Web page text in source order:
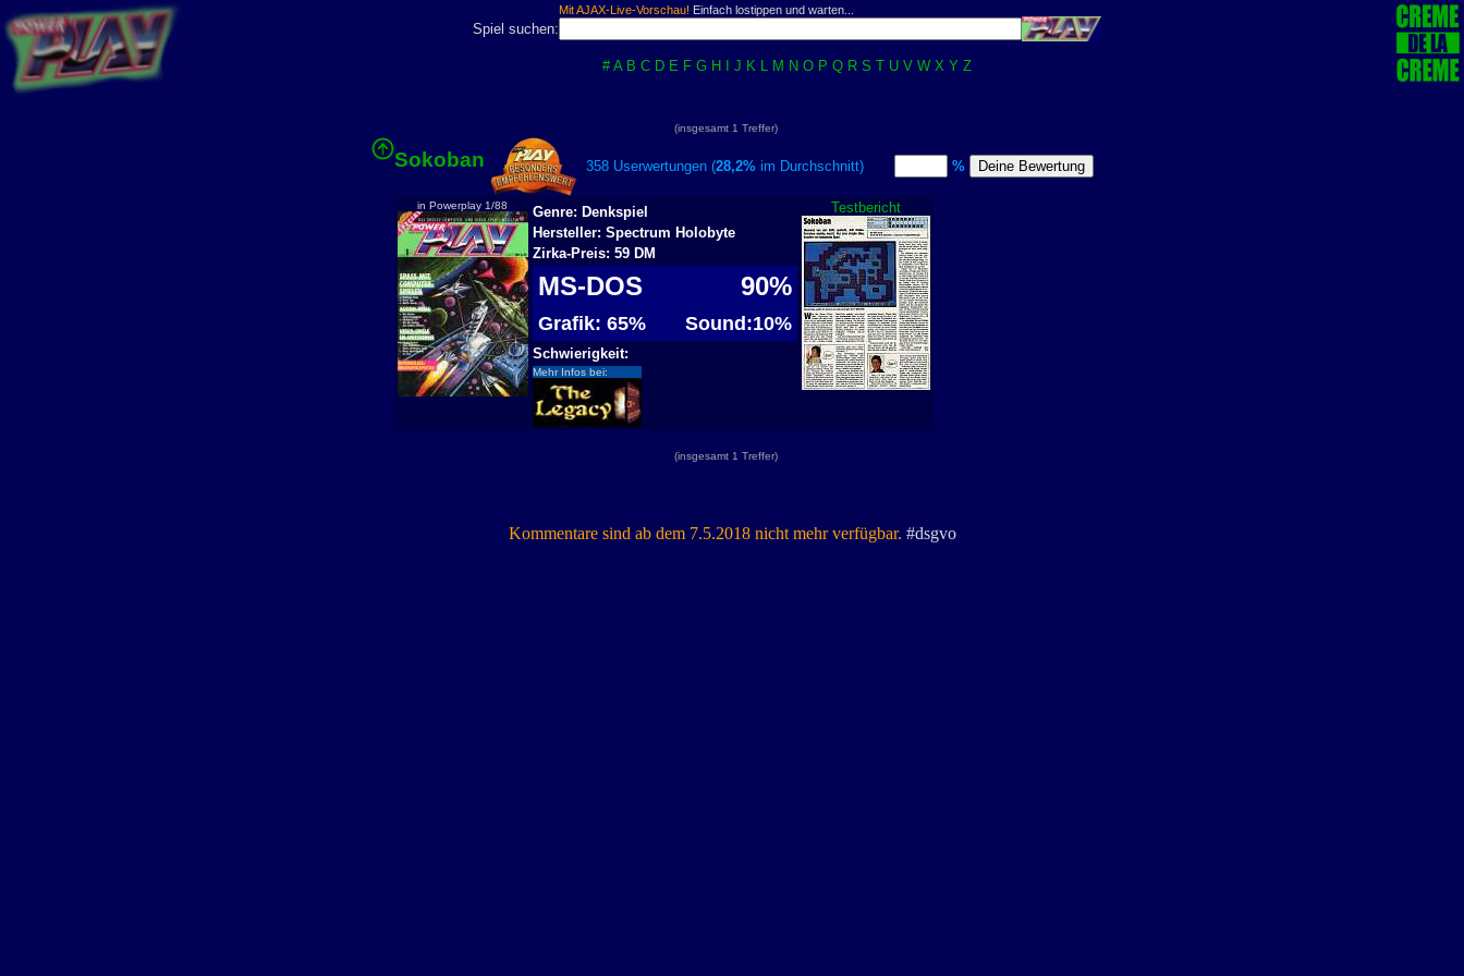
Mit AJAX-Live-Vorschau! Einfach lostippen und warten...
Spiel suchen:
# A B C D E F G H J K L M N O P Q R S T U V W X Y Z
(insgesamt 1 Treffer)
Sokoban 358 Userwertungen (28,2%im Durchschnitt) %
in Powerplay 1/88 Testbericht
Genre: Denkspiel
Hersteller: Spectrum Holobyte
Zirka-Preis: 59 DM
MS-DOS 90%
Grafik: 65% Sound:10%
Schwierigkeit:
Mehr Infos bei:
(insgesamt 1 Treffer)
Kommentare sind ab dem 7.5.2018 nicht mehr verfügbar. #dsgvo